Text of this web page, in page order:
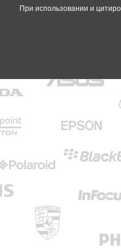
При использовании и